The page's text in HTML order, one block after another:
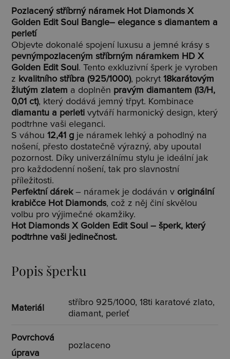
Pozlacený stříbrný náramek Hot Diamonds X
Golden Edit Soul Bangle– elegance s diamantem a
perletí
Objevte dokonalé spojení luxusu a jemné krásy s
pevnýmpozlaceným stříbrným náramkem HD X
Golden Edit Soul . Tento exkluzivní šperk je vyroben
z kvalitního stříbra (925/1000), pokryt 18karátovým
žlutým zlatem a doplněn pravým diamantem (I3/H,
0,01 ct), který dodává jemný třpyt. Kombinace
diamantu a perleti vytváří harmonický design, který
podtrhne vaši eleganci.
S váhou12,41 g je náramek lehký a pohodlný na
nošení, přesto dostatečně výrazný, aby upoutal
pozornost. Díky univerzálnímu stylu je ideální jak
pro každodenní nošení, tak pro slavnostní
příležitosti.
Perfektní dárek– náramek je dodáván v originální
krabičce Hot Diamonds, což z něj činí skvělou
volbu pro výjimečné okamžiky.
Hot Diamonds X Golden Edit Soul – šperk, který
podtrhne vaši jedinečnost.
Popis šperku
Materiál
stříbro 925/1000, 18ti karatové zlato,
diamant, perleť
Povrchová
úprava
pozlaceno